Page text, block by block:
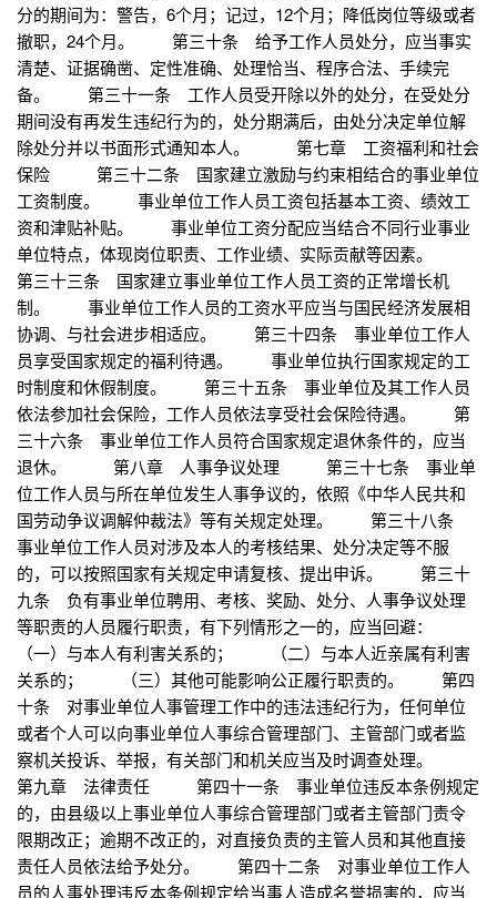
分的期间为：警告，6个月；记过，12个月；降低岗位等级或者
撤职，24个月。 第三十条 给予工作人员处分，应当事实
清楚、证据确凿、定性准确、处理恰当、程序合法、手续完
备。 第三十一条 工作人员受开除以外的处分，在受处分
期间没有再发生违纪行为的，处分期满后，由处分决定单位解
除处分并以书面形式通知本人。 第七章 工资福利和社会
保险 第三十二条 国家建立激励与约束相结合的事业单位
工资制度。 事业单位工作人员工资包括基本工资、绩效工
资和津贴补贴。 事业单位工资分配应当结合不同行业事业
单位特点，体现岗位职责、工作业绩、实际贡献等因素。
第三十三条 国家建立事业单位工作人员工资的正常增长机
制。 事业单位工作人员的工资水平应当与国民经济发展相
协调、与社会进步相适应。 第三十四条 事业单位工作人
员享受国家规定的福利待遇。 事业单位执行国家规定的工
时制度和休假制度。 第三十五条 事业单位及其工作人员
依法参加社会保险，工作人员依法享受社会保险待遇。 第
三十六条 事业单位工作人员符合国家规定退休条件的，应当
退休。 第八章 人事争议处理 第三十七条 事业单
位工作人员与所在单位发生人事争议的，依照《中华人民共和
国劳动争议调解仲裁法》等有关规定处理。 第三十八条
事业单位工作人员对涉及本人的考核结果、处分决定等不服
的，可以按照国家有关规定申请复核、提出申诉。 第三十
九条 负有事业单位聘用、考核、奖励、处分、人事争议处理
等职责的人员履行职责，有下列情形之一的，应当回避：
（一）与本人有利害关系的； （二）与本人近亲属有利害
关系的； （三）其他可能影响公正履行职责的。 第四
十条 对事业单位人事管理工作中的违法违纪行为，任何单位
或者个人可以向事业单位人事综合管理部门、主管部门或者监
察机关投诉、举报，有关部门和机关应当及时调查处理。
第九章 法律责任 第四十一条 事业单位违反本条例规定
的，由县级以上事业单位人事综合管理部门或者主管部门责令
限期改正；逾期不改正的，对直接负责的主管人员和其他直接
责任人员依法给予处分。 第四十二条 对事业单位工作人
员的人事处理违反本条例规定给当事人造成名誉损害的，应当